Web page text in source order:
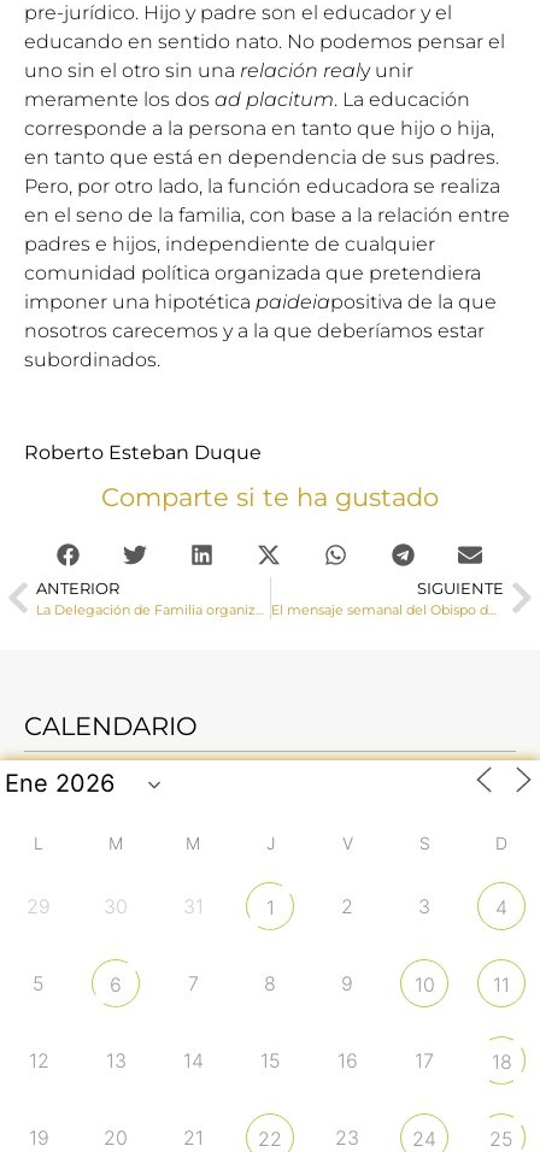
pre-jurídico. Hijo y padre son el educador y el
educando en sentido nato. No podemos pensar el
uno sin el otro sin una relación realy unir
meramente los dos ad placitum. La educación
corresponde a la persona en tanto que hijo o hija,
en tanto que está en dependencia de sus padres.
Pero, por otro lado, la función educadora se realiza
en el seno de la familia, con base a la relación entre
padres e hijos, independiente de cualquier
comunidad política organizada que pretendiera
imponer una hipotética paideiapositiva de la que
nosotros carecemos y a la que deberíamos estar
subordinados.
Roberto Esteban Duque
Comparte si te ha gustado
ANTERIOR SIGUIENTE
El mensaje semanal del Obispo de Cuenca. 18 de Enero de 2018
CALENDARIO
L M M J V S D
29 30 31 1 2 3 4
5 6 7 8 9 10 11
12 13 14 15 16 17 18
19 20 21 22 23 24 25